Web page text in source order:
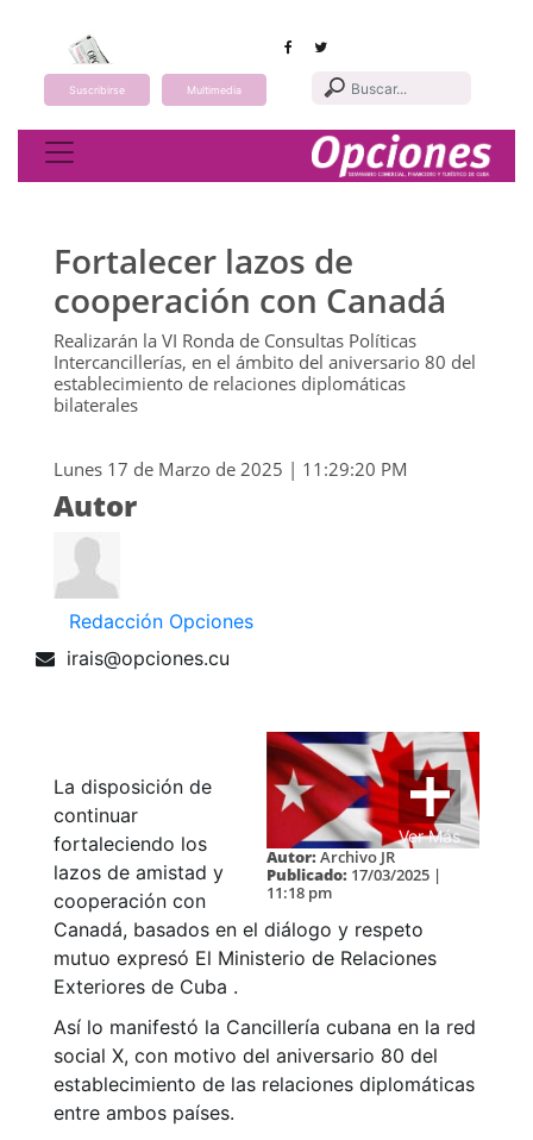
Suscribirse Multimedia
Toggle navigation
Fortalecer lazos de
cooperación con Canadá
Realizarán la VI Ronda de Consultas Políticas
Intercancillerías, en el ámbito del aniversario 80 del
establecimiento de relaciones diplomáticas
bilaterales
Lunes 17 de Marzo de 2025 | 11:29:20 PM
Autor
Redacción Opciones
irais@opciones.cu
Ver Más
Autor: Archivo JR
Publicado: 17/03/2025 |
11:18 pm
La disposición de
continuar
fortaleciendo los
lazos de amistad y
cooperación con
Canadá, basados en el diálogo y respeto
mutuo expresó El Ministerio de Relaciones
Exteriores de Cuba .
Así lo manifestó la Cancillería cubana en la red
social X, con motivo del aniversario 80 del
establecimiento de las relaciones diplomáticas
entre ambos países.